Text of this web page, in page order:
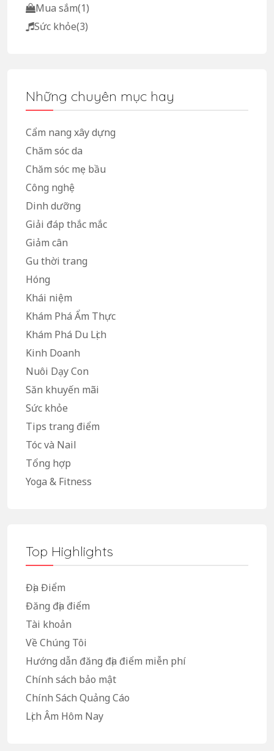
Mua sắm(1)
Sức khỏe(3)
Những chuyên mục hay
Cẩm nang xây dựng
Chăm sóc da
Chăm sóc mẹ bầu
Công nghệ
Dinh dưỡng
Giải đáp thắc mắc
Giảm cân
Gu thời trang
Hóng
Khái niệm
Khám Phá Ẩm Thực
Khám Phá Du Lịch
Kinh Doanh
Nuôi Dạy Con
Săn khuyến mãi
Sức khỏe
Tips trang điểm
Tóc và Nail
Tổng hợp
Yoga & Fitness
Top Highlights
Địa Điểm
Đăng địa điểm
Tài khoản
Về Chúng Tôi
Hướng dẫn đăng địa điểm miễn phí
Chính sách bảo mật
Chính Sách Quảng Cáo
Lịch Âm Hôm Nay